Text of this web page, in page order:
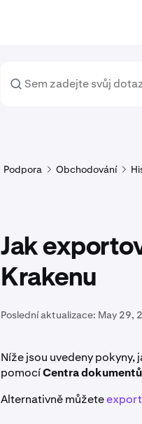
Podpora Obchodování
Jak
Krakenu
Poslední aktualizace: May 29,
Níže jsou uvedeny
pomocíCentradokumentů
Alternativně můžete